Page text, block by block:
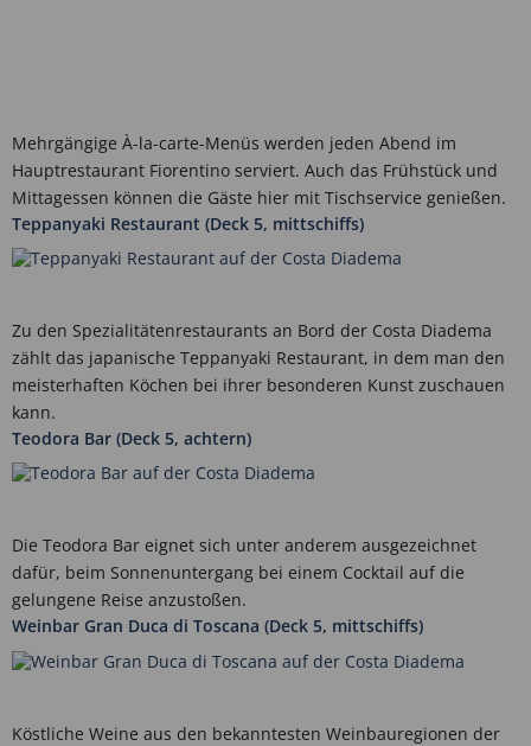
Mehrgängige À-la-carte-Menüs werden jeden Abend im
Hauptrestaurant Fiorentino serviert. Auch das Frühstück und
Mittagessen können die Gäste hier mit Tischservice genießen.
Teppanyaki Restaurant (Deck 5, mittschiffs)
Zu den Spezialitätenrestaurants an Bord der Costa Diadema
zählt das japanische Teppanyaki Restaurant, in dem man den
meisterhaften Köchen bei ihrer besonderen Kunst zuschauen
kann.
Teodora Bar (Deck 5, achtern)
Die Teodora Bar eignet sich unter anderem ausgezeichnet
dafür, beim Sonnenuntergang bei einem Cocktail auf die
gelungene Reise anzustoßen.
Weinbar Gran Duca di Toscana (Deck 5, mittschiffs)
Köstliche Weine aus den bekanntesten Weinbauregionen der